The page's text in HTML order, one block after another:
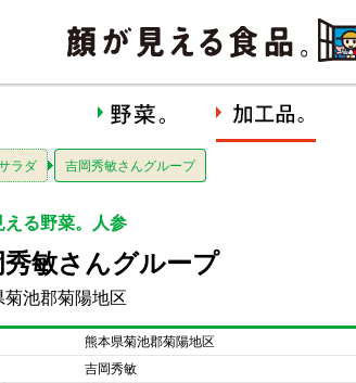
ラダ 吉岡秀敏さんグループ
える野菜。人参
秀敏さんグループ
菊池郡菊陽地区
熊本県菊池郡菊陽地区
吉岡秀敏